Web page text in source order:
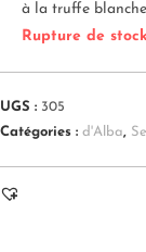
à la truffe
Rupture de stock
UGS : 305
Catégories : d'Alba,